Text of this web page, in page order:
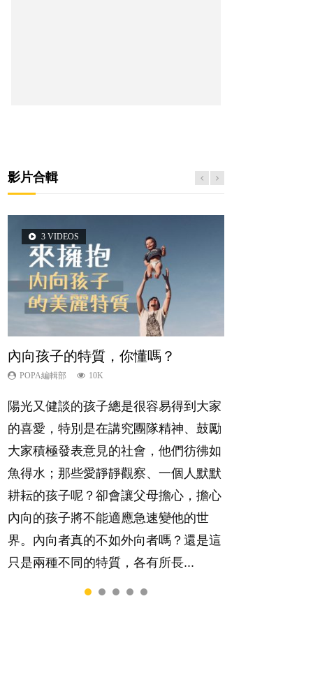
影片合輯
3 VIDEOS
內向孩子的特質，你懂嗎？
POPA編輯部 10K
陽光又健談的孩子總是很容易得到大家
的喜愛，特別是在講究團隊精神、鼓勵
大家積極發表意見的社會，他們彷彿如
魚得水；那些愛靜靜觀察、一個人默默
耕耘的孩子呢？卻會讓父母擔心，擔心
內向的孩子將不能適應急速變他的世
界。內向者真的不如外向者嗎？還是這
只是兩種不同的特質，各有所長...
2 VIDEOS
想孩子學好外語，點做好？
POPA編輯部 9.9K
有人話學多種語言越早開始越好，有人
卻說一時間太多語言，會令孩子感到混
淆，到底誰是誰非？聽聽專家怎樣說，
解開語言學習的迷思～...
5 VIDEOS
夫妻必看！經營婚姻，沒捷徑
POPA編輯部 22.9K
你是不是也曾經以為只要跟相愛的人結
婚，就自然能走到白頭，但生了孩子卻
發現事情不如你所料？ 經營婚姻，不
如我們想像的簡單，卻也不是大家說得
那麼難。一起來認識婚姻的真相！...
6 VIDEOS
孩子能力天注定？
POPA編輯部 7.9K
很多父母都希望孩子係個「叻仔叻
女」，學業別太差，日常自理井井有
條。這樣的孩子是萬中無一，還是魚與
熊掌，不能兼得？...
6 VIDEOS
愛孩子也別忘了愛自己，父母如何
關顧自己的身心靈？
照顧孩子衣食住行、陪同兒女應對功課
測驗，還要陪玩製造親子時間，尚要處
理家中雜項要務……當父母的，有千百
個任務要做。可惜，有一樣重要至極
的，總被遺漏——關注自己的情緒和心
理健康。...